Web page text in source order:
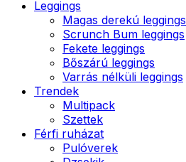
Leggings
Magas derekú leggings
Scrunch Bum leggings
Fekete leggings
Bőszárú leggings
Varrás nélküli leggings
Trendek
Multipack
Szettek
Férfi ruházat
Pulóverek